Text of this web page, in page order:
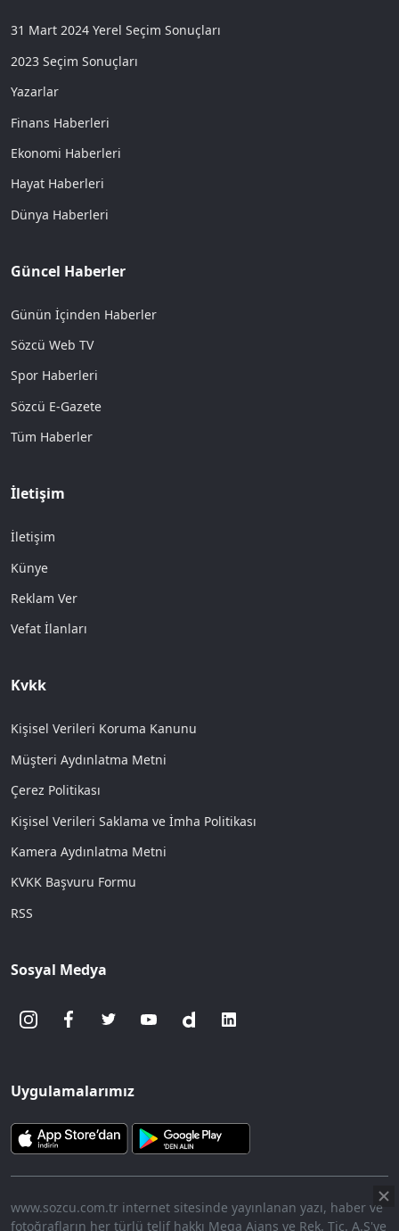
31 Mart 2024 Yerel Seçim Sonuçları
2023 Seçim Sonuçları
Yazarlar
Finans Haberleri
Ekonomi Haberleri
Hayat Haberleri
Dünya Haberleri
Güncel Haberler
Günün İçinden Haberler
Sözcü Web TV
Spor Haberleri
Sözcü E-Gazete
Tüm Haberler
İletişim
İletişim
Künye
Reklam Ver
Vefat İlanları
Kvkk
Kişisel Verileri Koruma Kanunu
Müşteri Aydınlatma Metni
Çerez Politikası
Kişisel Verileri Saklama ve İmha Politikası
Kamera Aydınlatma Metni
KVKK Başvuru Formu
RSS
Sosyal Medya
Uygulamalarımız
www.sozcu.com.tr internet sitesinde yayınlanan yazı, haber ve
fotoğrafların her türlü telif hakkı Mega Ajans ve Rek. Tic. A.Ş'ye